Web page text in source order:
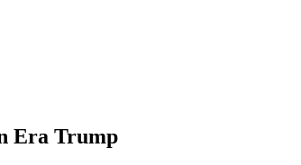
Era Trump